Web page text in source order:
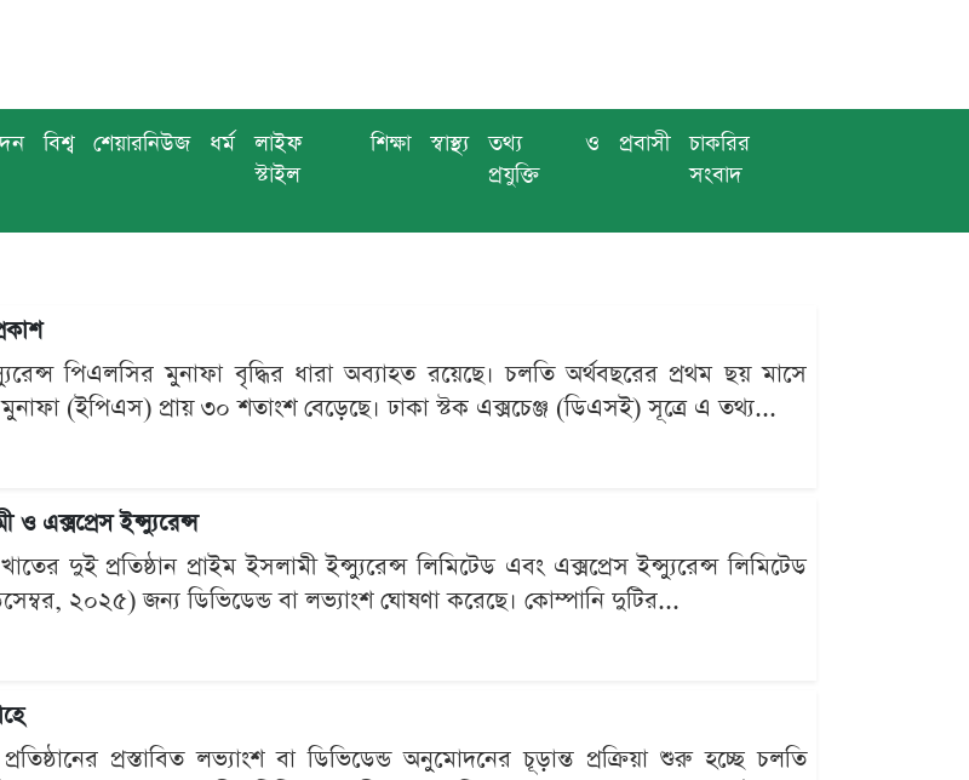
বিশ্ব শেয়ারনিউজ ধর্ম
লাইফ
স্টাইল
শিক্ষা স্বাস্থ্য
তথ্য ও
প্রযুক্তি
প্রবাসী
চাকরির
সংবাদ
পিএলসির মুনাফা বৃদ্ধির ধারা অব্যাহত রয়েছে। চলতি অর্থবছরের প্রথম ছয় মাসে
(ইপিএস) প্রায় ৩০ শতাংশ বেড়েছে। ঢাকা স্টক এক্সচেঞ্জ (ডিএসই) সূত্রে এ তথ্য...
এক্সপ্রেস ইন্স্যুরেন্স
দুই প্রতিষ্ঠান প্রাইম ইসলামী ইন্স্যুরেন্স লিমিটেড এবং এক্সপ্রেস ইন্স্যুরেন্স লিমিটেড
২০২৫) জন্য ডিভিডেন্ড বা লভ্যাংশ ঘোষণা করেছে। কোম্পানি দুটির...
প্রস্তাবিত লভ্যাংশ বা ডিভিডেন্ড অনুমোদনের চূড়ান্ত প্রক্রিয়া শুরু হচ্ছে চলতি